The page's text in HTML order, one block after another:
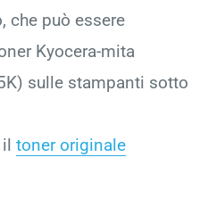
che può essere
Kyocera-mita
sulle stampanti sotto
toner originale